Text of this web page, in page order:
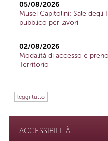
05/08/2026
Musei Capitolini: Sale
pubblico per lavori
02/08/2026
Modalità di accesso e
Territorio
leggi tutto
ACCESSIBILITÀ